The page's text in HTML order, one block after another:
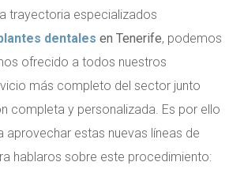
trayectoria especializados
dentales en Tenerife, podemos
ofrecido a todos nuestros
más completo del sector junto
completa y personalizada. Es por ello
aprovechar estas nuevas líneas de
hablaros sobre este procedimiento: